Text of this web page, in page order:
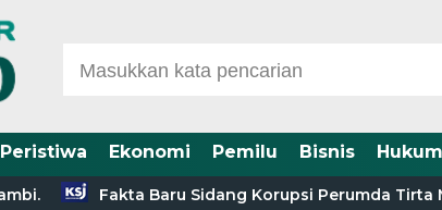
Peristiwa Ekonomi Pemilu Bisnis
Fakta Baru Sidang Korupsi Perumda Tirta